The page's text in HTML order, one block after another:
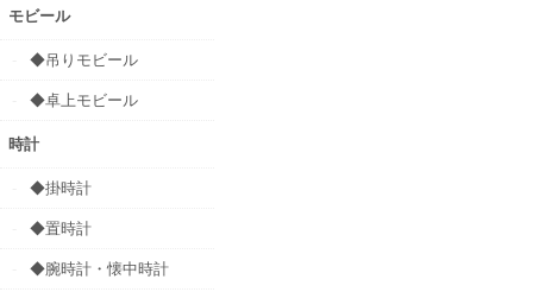
モビール
◆吊りモビール
◆卓上モビール
時計
◆掛時計
◆置時計
◆腕時計・懐中時計